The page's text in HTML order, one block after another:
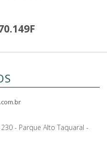
- Parque Alto Taquaral -